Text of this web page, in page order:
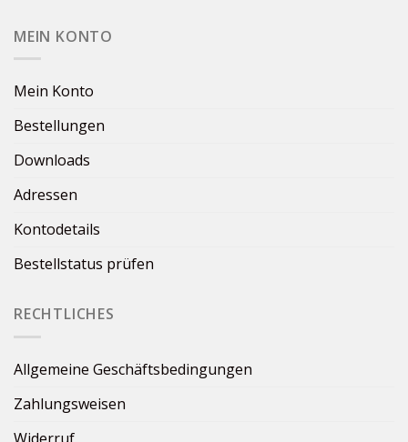
MEIN KONTO
Mein Konto
Bestellungen
Downloads
Adressen
Kontodetails
Bestellstatus prüfen
RECHTLICHES
Allgemeine Geschäftsbedingungen
Zahlungsweisen